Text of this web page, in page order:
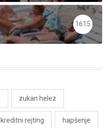
1615
zukan helez
kreditni rejting hapšenje